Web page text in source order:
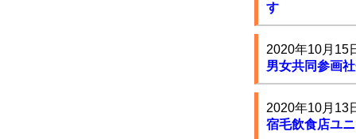
す
2020年10月15
男女共同参画
2020年10月13
宿毛飲食店ユ